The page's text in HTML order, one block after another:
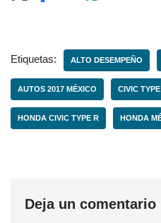
Etiquetas: ALTO DESEMPEÑO
AUTOS 2017 MÉXICO CIVIC
HONDA CIVIC TYPE R HONDA
Deja un comentario